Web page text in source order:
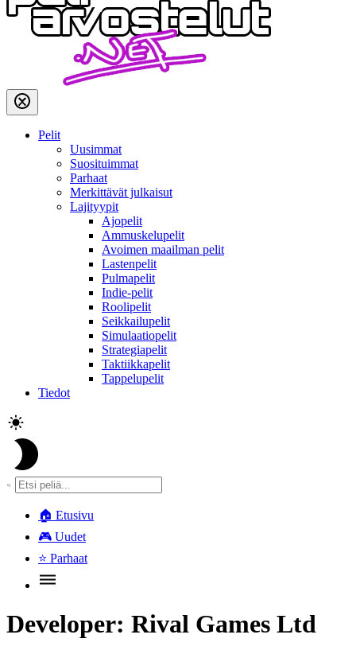
Pelit
Uusimmat
Suosituimmat
Parhaat
Merkittävät julkaisut
Lajityypit
Ajopelit
Ammuskelupelit
Avoimen maailman pelit
Lastenpelit
Pulmapelit
Indie-pelit
Roolipelit
Seikkailupelit
Simulaatiopelit
Strategiapelit
Taktiikkapelit
Tappelupelit
Tiedot
🏠 Etusivu
🎮 Uudet
⭐ Parhaat
Developer: Rival Games Ltd